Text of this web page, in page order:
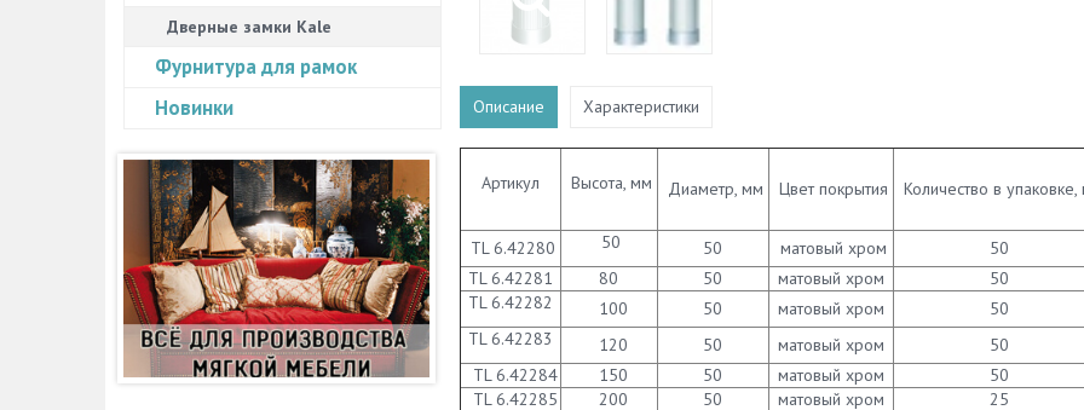
Описание Характеристики
Артикул Высота, мм Диаметр, мм Цвет покрытия Количество в
TL 6.42280 50 50 матовый хром
50
TL 6.42281
80 50 матовый хром
50
TL 6.42282
100 50 матовый хром
50
TL 6.42283
120 50 матовый хром
50
TL 6.42284
150 50 матовый хром
50
TL 6.42285
200 50 матовый хром
25
Дверные замки Kale
Фурнитура для рамок
Новинки